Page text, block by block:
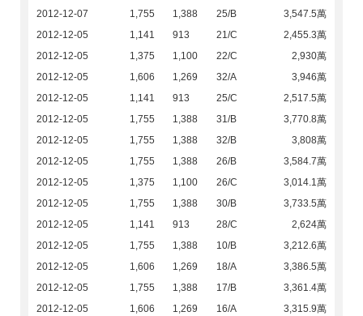
2012-12-07
1,755 1,388 25/B
3,547.5萬
2012-12-05
1,141 913 21/C
2,455.3萬
2012-12-05
1,375 1,100 22/C
2,930萬
2012-12-05
1,606 1,269 32/A
3,946萬
2012-12-05
1,141 913 25/C
2,517.5萬
2012-12-05
1,755 1,388 31/B
3,770.8萬
2012-12-05
1,755 1,388 32/B
3,808萬
2012-12-05
1,755 1,388 26/B
3,584.7萬
2012-12-05
1,375 1,100 26/C
3,014.1萬
2012-12-05
1,755 1,388 30/B
3,733.5萬
2012-12-05
1,141 913 28/C
2,624萬
2012-12-05
1,755 1,388 10/B
3,212.6萬
2012-12-05
1,606 1,269 18/A
3,386.5萬
2012-12-05
1,755 1,388 17/B
3,361.4萬
2012-12-05
1,606 1,269 16/A
3,315.9萬